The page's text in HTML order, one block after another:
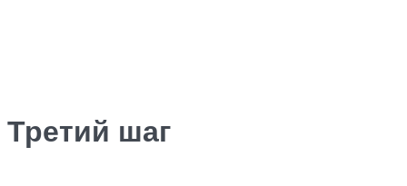
Третий шаг